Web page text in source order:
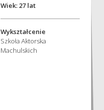
Wiek: 27 lat
Wykształcenie
Szkoła Aktorska
Machulskich